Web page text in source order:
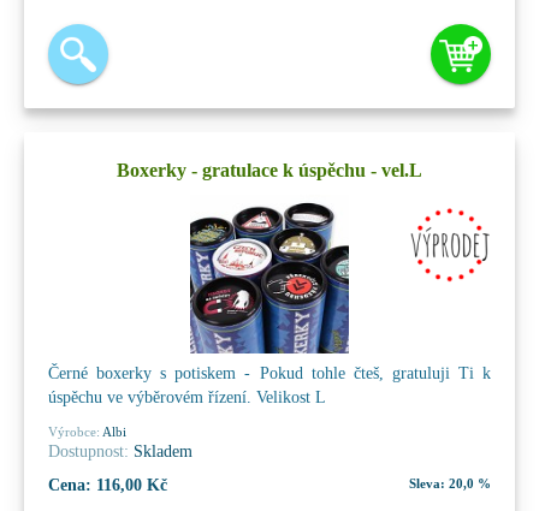
Boxerky - gratulace k úspěchu - vel.L
Černé boxerky s potiskem - Pokud tohle čteš, gratuluji Ti k
úspěchu ve výběrovém řízení. Velikost L
Výrobce: Albi
Dostupnost: Skladem
Cena: 116,00 Kč Sleva: 20,0 %